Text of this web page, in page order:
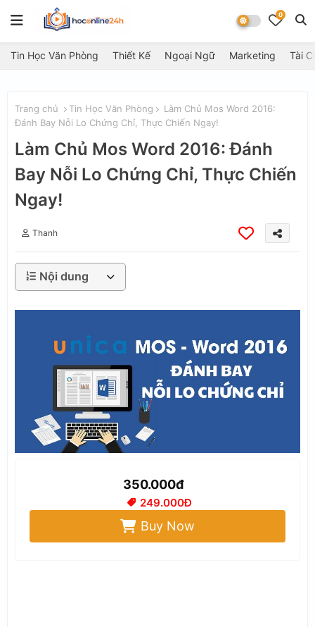
0
Tin Học Văn Phòng Thiết Kế Ngoại Ngữ Marketing Tài
Trang chủ Tin Học Văn Phòng
Làm Chủ Mos Word 2016:
Đánh Bay Nỗi Lo Chứng Chỉ, Thực Chiến Ngay!
Làm Chủ Mos Word 2016: Đánh
Bay Nỗi Lo Chứng Chỉ, Thực Chiến
Ngay!
Thanh
Nội dung
350.000đ
249.000Đ
Buy Now